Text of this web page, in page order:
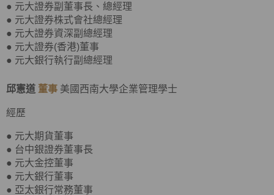
● 元大證券副董事長、總經理
● 元大證券株式會社總經理
● 元大證券資深副總經理
● 元大證券(香港)董事
● 元大銀行執行副總經理
邱憲道 董事 美國西南大學企業管理學士
經歷
● 元大期貨董事
● 台中銀證券董事長
● 元大金控董事
● 元大銀行董事
● 亞太銀行常務董事